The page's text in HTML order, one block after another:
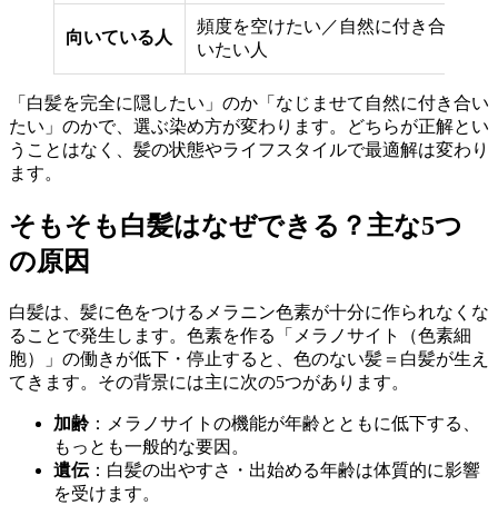
向いている人
頻度を空けたい／自然に付き合
いたい人
「白髪を完全に隠したい」のか「なじませて自然に付き合い
たい」のかで、選ぶ染め方が変わります。どちらが正解とい
うことはなく、髪の状態やライフスタイルで最適解は変わり
ます。
そもそも白髪はなぜできる？主な5つ
の原因
白髪は、髪に色をつけるメラニン色素が十分に作られなくな
ることで発生します。色素を作る「メラノサイト（色素細
胞）」の働きが低下・停止すると、色のない髪＝白髪が生え
てきます。その背景には主に次の5つがあります。
加齢 ：メラノサイトの機能が年齢とともに低下する、
もっとも一般的な要因。
遺伝：白髪の出やすさ・出始める年齢は体質的に影響
を受けます。